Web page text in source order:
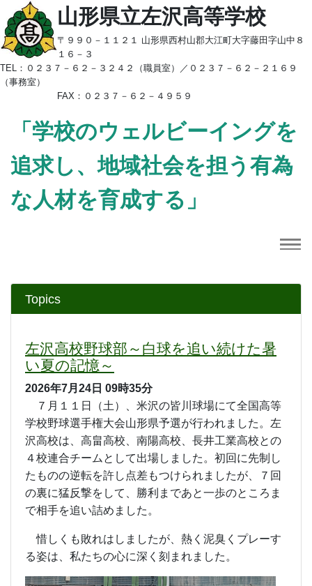
山形県立左沢高等学校
〒９９０－１１２１ 山形県西村山郡大江町大字藤田字山中８
１６－３
TEL： ０２３７－６２－３２４２（職員室）／ ０２３７－６２－２１６９
（事務室）
FAX：０２３７－６２－４９５９
「学校のウェルビーイングを
追求し、地域社会を担う有為
な人材を育成する」
Topics
左沢高校野球部～白球を追い続けた暑
い夏の記憶～
2026年7月24日 09時35分
７月１１日（土）、米沢の皆川球場にて全国高等
学校野球選手権大会山形県予選が行われました。左
沢高校は、高畠高校、南陽高校、長井工業高校との
４校連合チームとして出場しました。初回に先制し
たものの逆転を許し点差もつけられましたが、７回
の裏に猛反撃をして、勝利まであと一歩のところま
で相手を追い詰めました。
惜しくも敗れはしましたが、熱く泥臭くプレーす
る姿は、私たちの心に深く刻まれました。